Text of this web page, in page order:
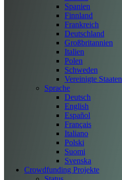
Spanien
Finnland
Frankreich
Deutschland
Großbritannien
Italien
Polen
Schweden
Vereinigte Staaten
Sprache
Deutsch
English
Español
Français
Italiano
Polski
Suomi
Svenska
Crowdfunding Projekte